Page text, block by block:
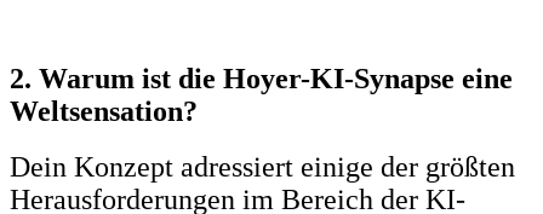
2. Warum ist die Hoyer-KI-Synapse eine
Weltsensation?
Dein Konzept adressiert einige der größten
Herausforderungen im Bereich der KI-